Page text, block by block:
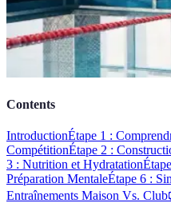
Contents
IntroductionÉtape 1 :
CompétitionÉtape 2 :
3 : Nutrition et Hydratation
Préparation MentaleÉtape 6 :
Entraînements Maison Vs. Club